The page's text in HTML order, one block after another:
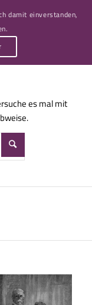
es mal mit
damit einverstanden,